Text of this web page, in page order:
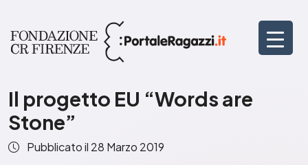
Il progetto EU “Words are
Stone”
Pubblicato il 28 Marzo 2019